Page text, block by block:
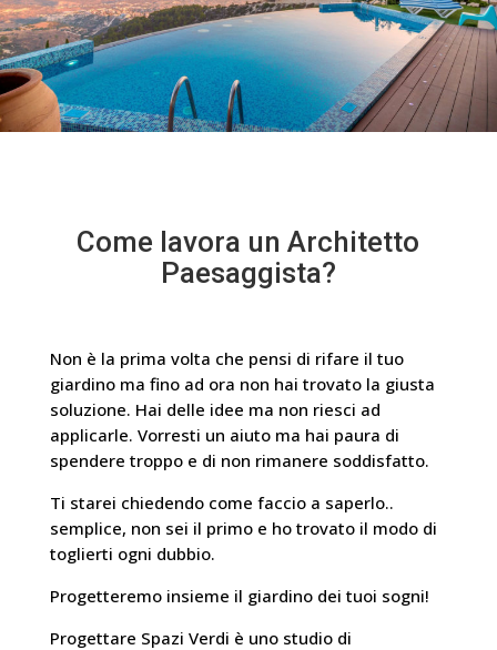
Come lavora un Architetto
Paesaggista?
Non è la prima volta che pensi di rifare il tuo
giardino ma fino ad ora non hai trovato la giusta
soluzione. Hai delle idee ma non riesci ad
applicarle. Vorresti un aiuto ma hai paura di
spendere troppo e di non rimanere soddisfatto.
Ti starei chiedendo come faccio a saperlo..
semplice, non sei il primo e ho trovato il modo di
toglierti ogni dubbio.
Progetteremo insieme il giardino dei tuoi sogni!
Progettare Spazi Verdi è uno studio di